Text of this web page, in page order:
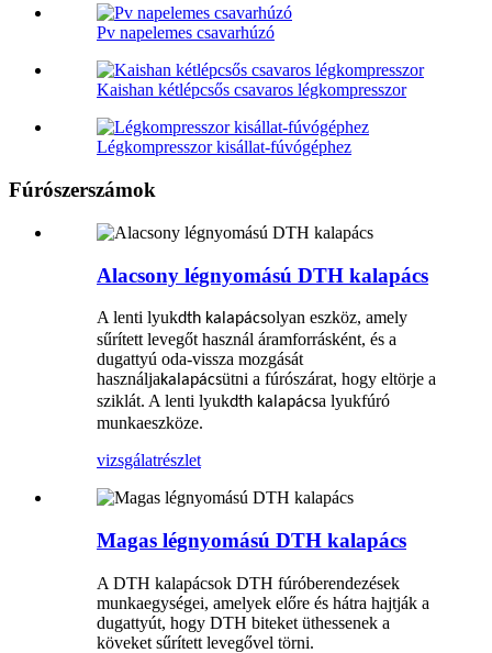
Pv napelemes csavarhúzó
Kaishan kétlépcsős csavaros légkompresszor
Légkompresszor kisállat-fúvógéphez
Fúrószerszámok
Alacsony légnyomású DTH kalapács
A lenti lyukdth kalapácsolyan eszköz, amely
sűrített levegőt használ áramforrásként, és a
dugattyú oda-vissza mozgását
használjakalapácsütni a fúrószárat, hogy eltörje a
sziklát. A lenti lyukdth kalapácsa lyukfúró
munkaeszköze.
vizsgálatrészlet
Magas légnyomású DTH kalapács
A DTH kalapácsok DTH fúróberendezések
munkaegységei, amelyek előre és hátra hajtják a
dugattyút, hogy DTH biteket üthessenek a
köveket sűrített levegővel törni.